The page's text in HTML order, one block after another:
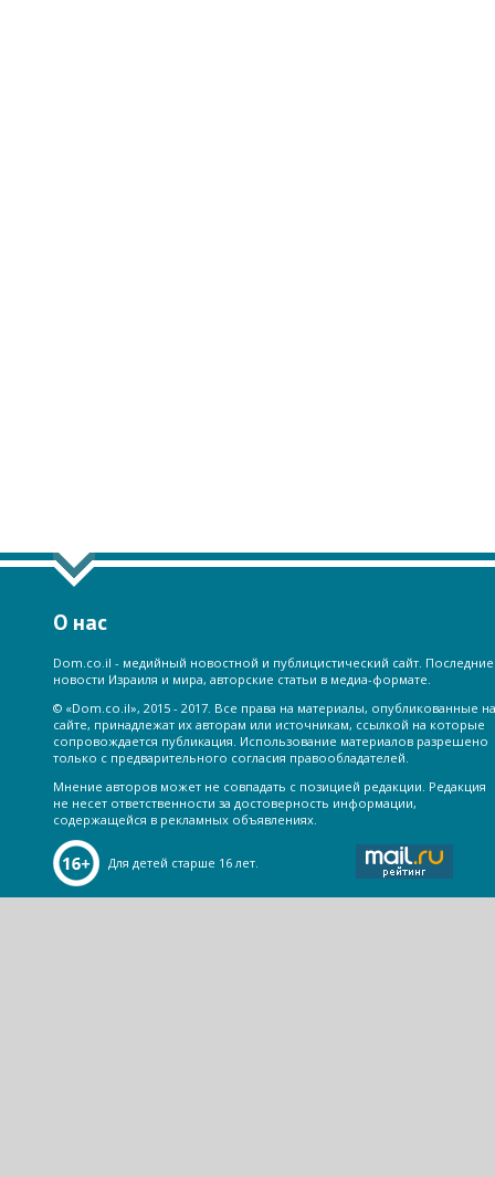
О нас
Dom.co.il - медийный новостной и публицистический сайт. Последние
новости Израиля и мира, авторские статьи в медиа-формате.
© «Dom.co.il», 2015 - 2017. Все права на материалы, опубликованные на
сайте, принадлежат их авторам или источникам, ссылкой на которые
сопровождается публикация. Использование материалов разрешено
только с предварительного согласия правообладателей.
Мнение авторов может не совпадать с позицией редакции. Редакция
не несет ответственности за достоверность информации,
содержащейся в рекламных объявлениях.
Для детей старше 16 лет.